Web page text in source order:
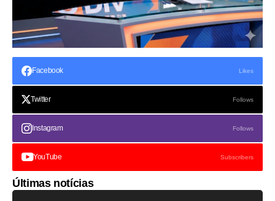
Facebook Likes
Twitter Follows
Instagram Follows
YouTube Subscribers
Últimas notícias